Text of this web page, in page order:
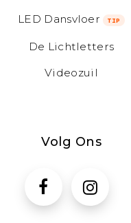
LED Dansvloer TIP
De Lichtletters
Videozuil
Volg Ons